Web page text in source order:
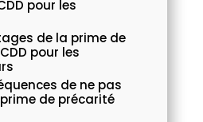
pour les
de la prime de
pour les
de ne pas
de précarité